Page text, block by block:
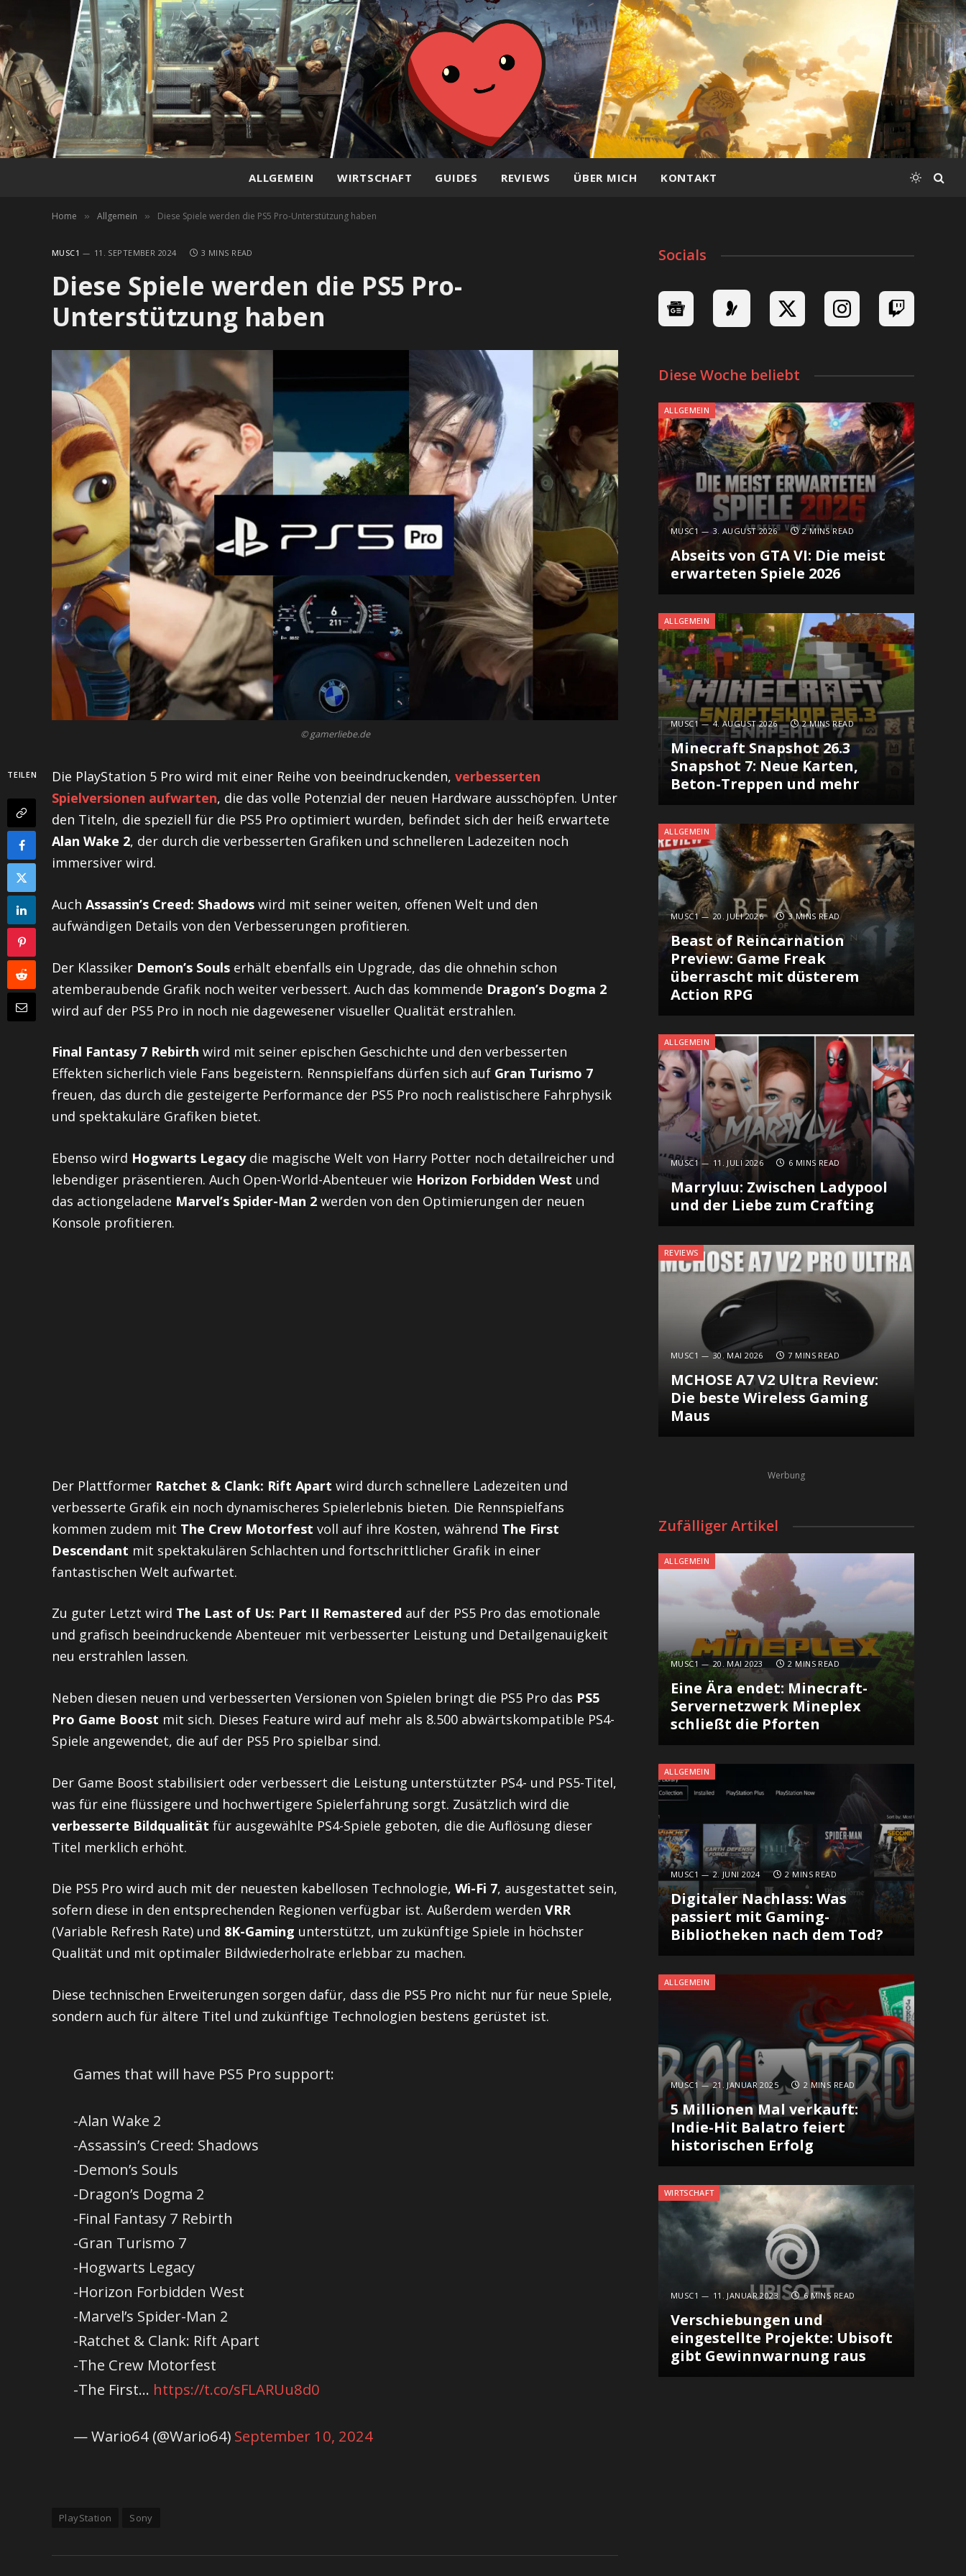
ALLGEMEIN WIRTSCHAFT GUIDES REVIEWS ÜBER MICH KONTAKT
Home » Allgemein » Diese Spiele werden die PS5 Pro-Unterstützung haben
MUSC1 11. SEPTEMBER 2024 3 MINS READ
Diese Spiele werden die PS5 Pro-
Unterstützung haben
© gamerliebe.de
TEILEN Die PlayStation 5 Pro wird mit einer Reihe von beeindruckenden, verbesserten
Spielversionen aufwarten, die das volle Potenzial der neuen Hardware ausschöpfen. Unter
den Titeln, die speziell für die PS5 Pro optimiert wurden, befindet sich der heiß erwartete
Alan Wake 2, der durch die verbesserten Grafiken und schnelleren Ladezeiten noch
immersiver wird.
Auch Assassin’s Creed: Shadows wird mit seiner weiten, offenen Welt und den
aufwändigen Details von den Verbesserungen profitieren.
Der Klassiker Demon’s Souls erhält ebenfalls ein Upgrade, das die ohnehin schon
atemberaubende Grafik noch weiter verbessert. Auch das kommende Dragon’s Dogma 2
wird auf der PS5 Pro in noch nie dagewesener visueller Qualität erstrahlen.
Final Fantasy 7 Rebirth wird mit seiner epischen Geschichte und den verbesserten
Effekten sicherlich viele Fans begeistern. Rennspielfans dürfen sich auf Gran Turismo 7
freuen, das durch die gesteigerte Performance der PS5 Pro noch realistischere Fahrphysik
und spektakuläre Grafiken bietet.
Ebenso wird Hogwarts Legacydie magische Welt von Harry Potter noch detailreicher und
lebendiger präsentieren. Auch Open-World-Abenteuer wie Horizon Forbidden West und
das actiongeladene Marvel’s Spider-Man 2 werden von den Optimierungen der neuen
Konsole profitieren.
Der Plattformer Ratchet & Clank: Rift Apart wird durch schnellere Ladezeiten und
verbesserte Grafik ein noch dynamischeres Spielerlebnis bieten. Die Rennspielfans
kommen zudem mit The Crew Motorfest voll auf ihre Kosten, während The First
Descendant mit spektakulären Schlachten und fortschrittlicher Grafik in einer
fantastischen Welt aufwartet.
Zu guter Letzt wird The Last of Us: Part II Remastered auf der PS5 Pro das emotionale
und grafisch beeindruckende Abenteuer mit verbesserter Leistung und Detailgenauigkeit
neu erstrahlen lassen.
Neben diesen neuen und verbesserten Versionen von Spielen bringt die PS5 Pro das PS5
Pro Game Boost mit sich. Dieses Feature wird auf mehr als 8.500 abwärtskompatible PS4-
Spiele angewendet, die auf der PS5 Pro spielbar sind.
Der Game Boost stabilisiert oder verbessert die Leistung unterstützter PS4- und PS5-Titel,
was für eine flüssigere und hochwertigere Spielerfahrung sorgt. Zusätzlich wird die
verbesserte Bildqualität für ausgewählte PS4-Spiele geboten, die die Auflösung dieser
Titel merklich erhöht.
Die PS5 Pro wird auch mit der neuesten kabellosen Technologie, Wi-Fi 7, ausgestattet sein,
sofern diese in den entsprechenden Regionen verfügbar ist. Außerdem werden VRR
(Variable Refresh Rate) und 8K-Gaming unterstützt, um zukünftige Spiele in höchster
Qualität und mit optimaler Bildwiederholrate erlebbar zu machen.
Diese technischen Erweiterungen sorgen dafür, dass die PS5 Pro nicht nur für neue Spiele,
sondern auch für ältere Titel und zukünftige Technologien bestens gerüstet ist.
Games that will have PS5 Pro support:
-Alan Wake 2
-Assassin’s Creed: Shadows
-Demon’s Souls
-Dragon’s Dogma 2
-Final Fantasy 7 Rebirth
-Gran Turismo 7
-Hogwarts Legacy
-Horizon Forbidden West
-Marvel’s Spider-Man 2
-Ratchet & Clank: Rift Apart
-The Crew Motorfest
-The First… https://t.co/sFLARUu8d0
— Wario64 (@Wario64) September 10, 2024
PlayStation Sony
Socials
Diese Woche beliebt
ALLGEMEIN
MUSC1 3. AUGUST 2026 2 MINS READ
Abseits von GTA VI: Die meist
erwarteten Spiele 2026
ALLGEMEIN
MUSC1 4. AUGUST 2026 2 MINS READ
Minecraft Snapshot 26.3
Snapshot 7: Neue Karten,
Beton-Treppen und mehr
ALLGEMEIN
MUSC1 20. JULI 2026 3 MINS READ
Beast of Reincarnation
Preview: Game Freak
überrascht mit düsterem
Action RPG
ALLGEMEIN
MUSC1 11. JULI 2026 6 MINS READ
Marryluu: Zwischen Ladypool
und der Liebe zum Crafting
REVIEWS
MUSC1 30. MAI 2026 7 MINS READ
MCHOSE A7 V2 Ultra Review:
Die beste Wireless Gaming
Maus
Werbung
Zufälliger Artikel
ALLGEMEIN
MUSC1 20. MAI 2023 2 MINS READ
Eine Ära endet: Minecraft-
Servernetzwerk Mineplex
schließt die Pforten
ALLGEMEIN
MUSC1 2. JUNI 2024 2 MINS READ
Digitaler Nachlass: Was
passiert mit Gaming-
Bibliotheken nach dem Tod?
ALLGEMEIN
MUSC1 21. JANUAR 2025 2 MINS READ
5 Millionen Mal verkauft:
Indie-Hit Balatro feiert
historischen Erfolg
WIRTSCHAFT
MUSC1 11. JANUAR 2023 6 MINS READ
Verschiebungen und
eingestellte Projekte: Ubisoft
gibt Gewinnwarnung raus